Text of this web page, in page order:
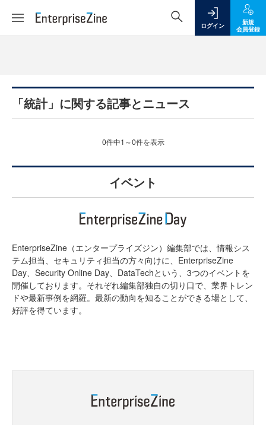
ログイン
新規
会員登録
「統計」に関する記事とニュース
0件中1～0件を表示
イベント
EnterpriseZine（エンタープライズジン）編集部では、情報シス
テム担当、セキュリティ担当の方々向けに、EnterpriseZine
Day、Security Online Day、DataTechという、3つのイベントを
開催しております。それぞれ編集部独自の切り口で、業界トレン
ドや最新事例を網羅。最新の動向を知ることができる場として、
好評を得ています。